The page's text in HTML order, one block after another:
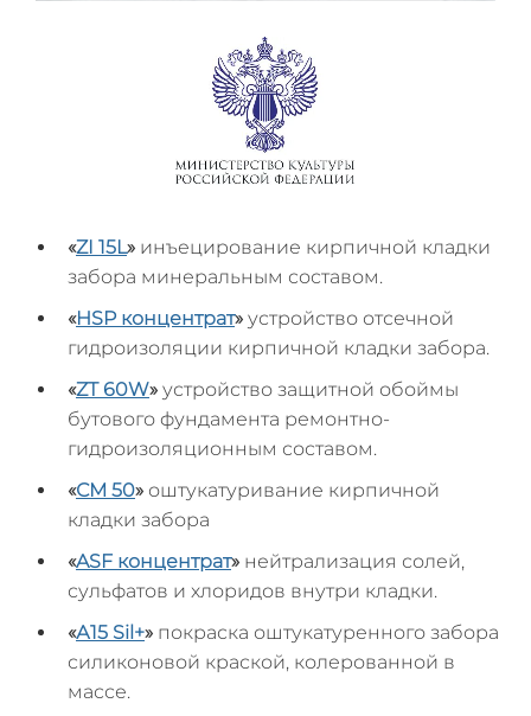
«ZI 15L» инъецирование кирпичной кладки
забора минеральным составом.
«HSPконцентрат» устройство отсечной
гидроизоляции кирпичной кладки забора.
«ZT 60W» устройство защитной обоймы
бутового фундамента ремонтно-
гидроизоляционным составом.
«СМ 50» оштукатуривание кирпичной
кладки забора
«ASF концентрат» нейтрализация солей,
сульфатов и хлоридов внутри кладки.
«А15 Sil +» покраска оштукатуренного забора
силиконовой краской, колерованной в
массе.